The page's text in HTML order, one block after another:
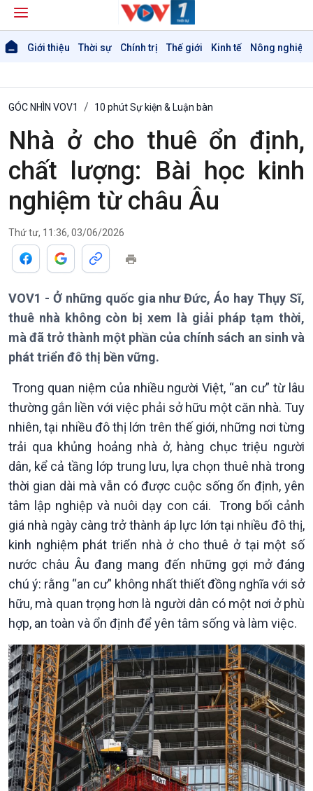
Giới thiệu Thời sự Chính trị Thế giới Kinh tế Nông nghiệp
Thời sự 21h30
Bản tin
Chuyên mục
Theo dòng Thời sự
Chính trị
Tin Chính trị
Chính phủ với người dân
Quốc hội với cử tri
Xây dựng đảng
Đảng trong cuộc sống
Nhận diện sự thật
Pháp luật và đời sống
Thế giới
Tin thế giới
Vấn đề quốc tế
Hồ sơ sự kiện quốc tế
Thế giới & Việt Nam
Biên cương - Một dải vững
bền
Kinh tế
Tin Kinh tế
Trước giờ mở cửa
Dòng chảy Kinh tế
Sức sống hàng Việt
Khởi nghiệp
Tuyên chiến với gian lận
thương mại
Nông nghiệp & Biển đảo
Tin Nông nghiệp & Biển
đảo
Mùa vàng
Biển đảo Việt Nam
Tâm tình biên giới và hải
đảo
Tìm hiểu biển, đảo Việt
GÓC NHÌN VOV1 10 phút Sự kiện & Luận bàn
Nhà ở cho thuê ổn định,
chất lượng: Bài học kinh
nghiệm từ châu Âu
Thứ tư, 11:36, 03/06/2026
VOV1 - Ở những quốc gia như Đức, Áo hay Thụy Sĩ,
thuê nhà không còn bị xem là giải pháp tạm thời,
mà đã trở thành một phần của chính sách an sinh và
phát triển đô thị bền vững.
Trong quan niệm của nhiều người Việt, “an cư” từ lâu
thường gắn liền với việc phải sở hữu một căn nhà. Tuy
nhiên, tại nhiều đô thị lớn trên thế giới, những nơi từng
trải qua khủng hoảng nhà ở, hàng chục triệu người
dân, kể cả tầng lớp trung lưu, lựa chọn thuê nhà trong
thời gian dài mà vẫn có được cuộc sống ổn định, yên
tâm lập nghiệp và nuôi dạy con cái. Trong bối cảnh
giá nhà ngày càng trở thành áp lực lớn tại nhiều đô thị,
kinh nghiệm phát triển nhà ở cho thuê ở tại một số
nước châu Âu đang mang đến những gợi mở đáng
chú ý: rằng “an cư” không nhất thiết đồng nghĩa với sở
hữu, mà quan trọng hơn là người dân có một nơi ở phù
hợp, an toàn và ổn định để yên tâm sống và làm việc.